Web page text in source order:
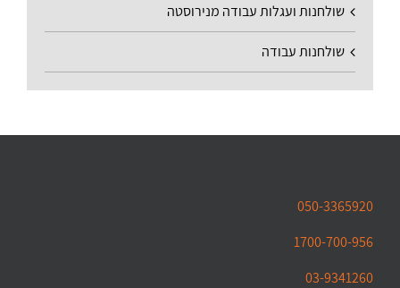
שולחנות ועגלות עבודה מנירוסטה
שולחנות עבודה
050-3365920
1700-700-956
03-9341260